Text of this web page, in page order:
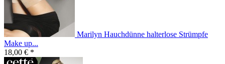
Marilyn Hauchdünne halterlose Strümpfe
Make up...
18,00 € *